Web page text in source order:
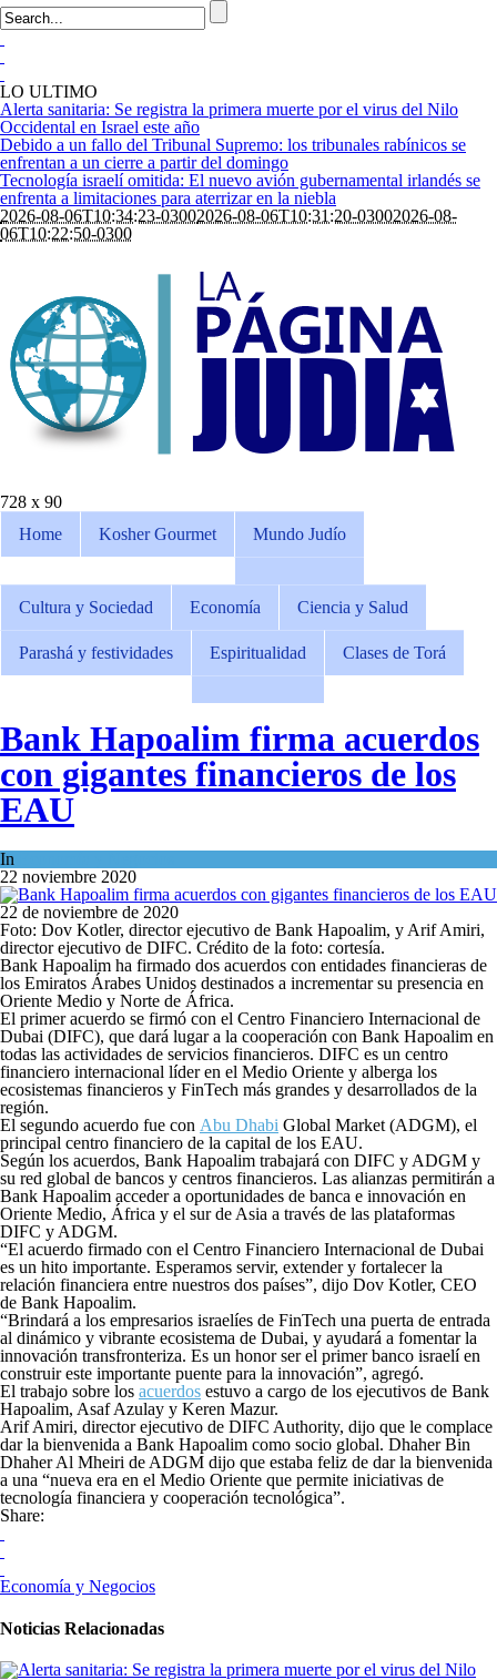
LO ULTIMO
Alerta sanitaria: Se registra la primera muerte por el virus del Nilo
Occidental en Israel este año
Debido a un fallo del Tribunal Supremo: los tribunales rabínicos se
enfrentan a un cierre a partir del domingo
Tecnología israelí omitida: El nuevo avión gubernamental irlandés se
enfrenta a limitaciones para aterrizar en la niebla
2026-08-06T10:34:23-03002026-08-06T10:31:20-03002026-08-
06T10:22:50-0300
728 x 90
Home
Kosher Gourmet Mundo Judío
Cultura y Sociedad Economía Ciencia y Salud
Parashá y festividades Espiritualidad Clases de Torá
Bank Hapoalim firma acuerdos
con gigantes financieros de los
EAU
In
22 noviembre 2020
22 de noviembre de 2020
Foto: Dov Kotler, director ejecutivo de Bank Hapoalim, y Arif Amiri,
director ejecutivo de DIFC. Crédito de la foto: cortesía.
Bank Hapoalim ha firmado dos acuerdos con entidades financieras de
los Emiratos Árabes Unidos destinados a incrementar su presencia en
Oriente Medio y Norte de África.
El primer acuerdo se firmó con el Centro Financiero Internacional de
Dubai (DIFC), que dará lugar a la cooperación con Bank Hapoalim en
todas las actividades de servicios financieros. DIFC es un centro
financiero internacional líder en el Medio Oriente y alberga los
ecosistemas financieros y FinTech más grandes y desarrollados de la
región.
El segundo acuerdo fue con Abu Dhabi Global Market (ADGM), el
principal centro financiero de la capital de los EAU.
Según los acuerdos, Bank Hapoalim trabajará con DIFC y ADGM y
su red global de bancos y centros financieros. Las alianzas permitirán a
Bank Hapoalim acceder a oportunidades de banca e innovación en
Oriente Medio, África y el sur de Asia a través de las plataformas
DIFC y ADGM.
“El acuerdo firmado con el Centro Financiero Internacional de Dubai
es un hito importante. Esperamos servir, extender y fortalecer la
relación financiera entre nuestros dos países”, dijo Dov Kotler, CEO
de Bank Hapoalim.
“Brindará a los empresarios israelíes de FinTech una puerta de entrada
al dinámico y vibrante ecosistema de Dubai, y ayudará a fomentar la
innovación transfronteriza. Es un honor ser el primer banco israelí en
construir este importante puente para la innovación”, agregó.
El trabajo sobre los acuerdos estuvo a cargo de los ejecutivos de Bank
Hapoalim, Asaf Azulay y Keren Mazur.
Arif Amiri, director ejecutivo de DIFC Authority, dijo que le complace
dar la bienvenida a Bank Hapoalim como socio global. Dhaher Bin
Dhaher Al Mheiri de ADGM dijo que estaba feliz de dar la bienvenida
a una “nueva era en el Medio Oriente que permite iniciativas de
tecnología financiera y cooperación tecnológica”.
Share:
Economía y Negocios
Noticias Relacionadas